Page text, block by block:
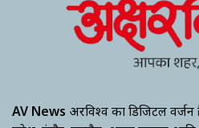
AV News अक्षरविश्व का डिजिटल